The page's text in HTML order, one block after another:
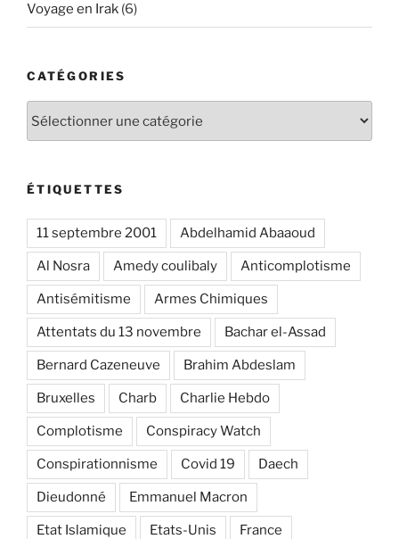
Voyage en Irak (6)
CATÉGORIES
ÉTIQUETTES
11 septembre 2001 Abdelhamid Abaaoud
Al Nosra Amedy coulibaly Anticomplotisme
Antisémitisme Armes Chimiques
Attentats du 13 novembre Bachar el-Assad
Bernard Cazeneuve Brahim Abdeslam
Bruxelles Charb Charlie Hebdo
Complotisme Conspiracy Watch
Conspirationnisme Covid 19 Daech
Dieudonné Emmanuel Macron
Etat Islamique Etats-Unis France